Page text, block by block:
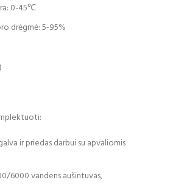
0-45℃
drėgmė: 5-95%
ir priedas darbui su apvaliomis
6000 vandens aušintuvas,